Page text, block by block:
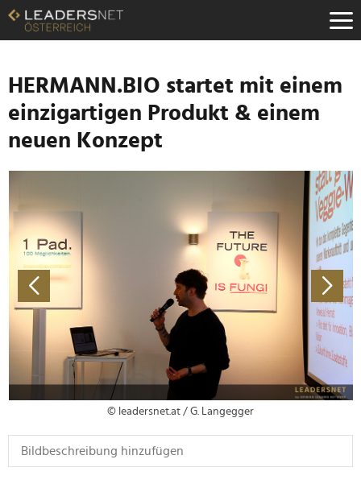
Zum
Inhalt
Zur
Navigation
Zur
Hauptnavigation
HERMANN.BIO startet mit einem
einzigartigen Produkt & einem
neuen Konzept
© leadersnet.at / G. Langegger